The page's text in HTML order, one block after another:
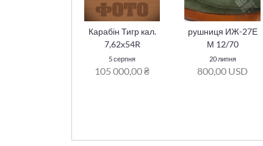
Карабін Тигр кал.
7,62х54R
5 серпня
105 000,00 ₴
рушниця ИЖ-27Е
М 12/70
20 липня
800,00 USD